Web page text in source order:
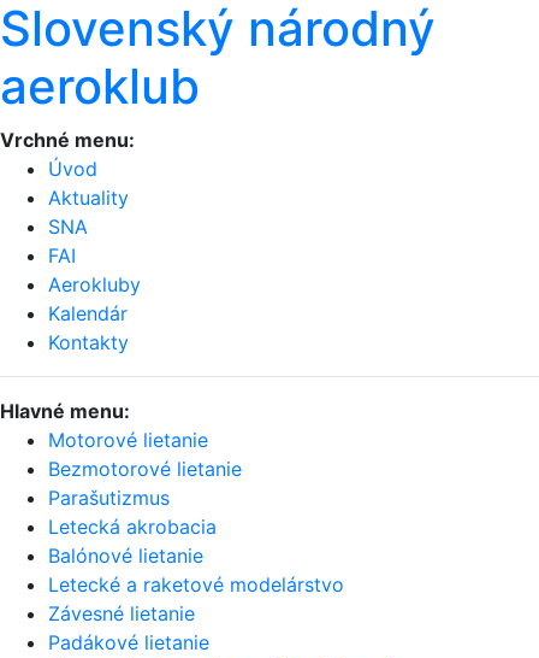
Slovenský národný
aeroklub
Vrchné menu:
Úvod
Aktuality
SNA
FAI
Aerokluby
Kalendár
Kontakty
Hlavné menu:
Motorové lietanie
Bezmotorové lietanie
Parašutizmus
Letecká akrobacia
Balónové lietanie
Letecké a raketové modelárstvo
Závesné lietanie
Padákové lietanie